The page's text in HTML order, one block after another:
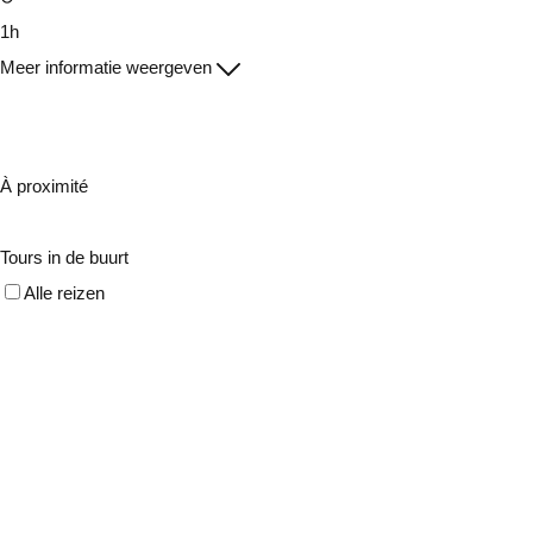
1h
Meer informatie weergeven
À proximité
Tours in de buurt
Alle reizen